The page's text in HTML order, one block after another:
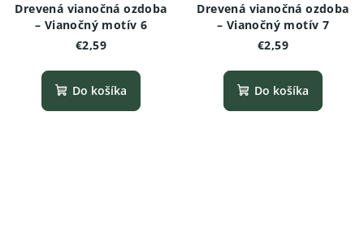
Drevená vianočná ozdoba
– Vianočný motív 6
€2,59
Do košíka
Drevená vianočná ozdoba
– Vianočný motív 7
€2,59
Do košíka